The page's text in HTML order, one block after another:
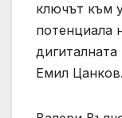
ключът към
потенциала
Емил Цанков.